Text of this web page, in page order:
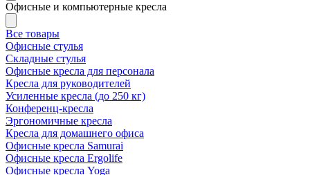
Офисные и компьютерные кресла
Все товары
Офисные стулья
Складные стулья
Офисные кресла для персонала
Кресла для руководителей
Усиленные кресла (до 250 кг)
Конференц-кресла
Эргономичные кресла
Кресла для домашнего офиса
Офисные кресла Samurai
Офисные кресла Ergolife
Офисные кресла Yoga